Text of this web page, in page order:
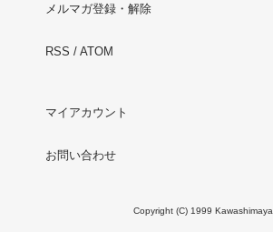
メルマガ登録・解除
RSS / ATOM
マイアカウント
お問い合わせ
Copyright (C) 1999 Kawashimaya